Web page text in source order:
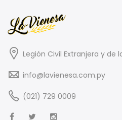
Legión Civil Extranjera y de
info@lavienesa.com.py
(021) 729 0009